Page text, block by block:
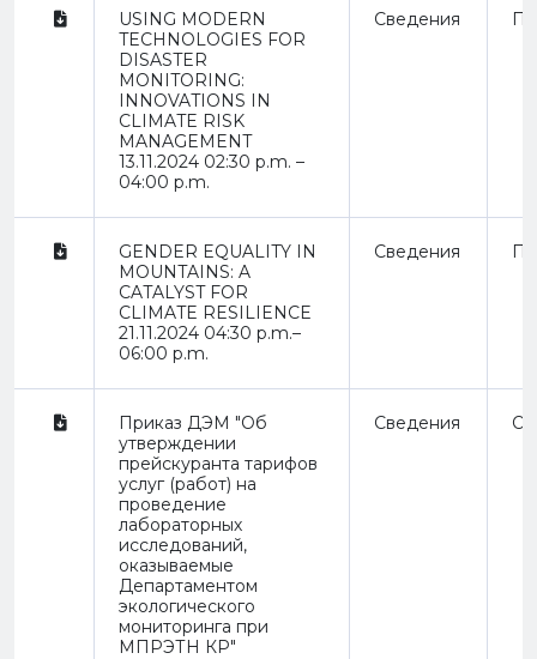
USING MODERN
TECHNOLOGIES FOR
DISASTER
MONITORING:
INNOVATIONS IN
CLIMATE RISK
MANAGEMENT
13.11.2024 02:30 p.m. –
04:00 p.m.
Сведения
GENDER EQUALITY IN
MOUNTAINS: A
CATALYST FOR
CLIMATE RESILIENCE
21.11.2024 04:30 p.m.–
06:00 p.m.
Сведения
Приказ ДЭМ "Об
утверждении
прейскуранта тарифов
услуг (работ) на
проведение
лабораторных
исследований,
оказываемые
Департаментом
экологического
мониторинга при
МПРЭТН КР"
Сведения